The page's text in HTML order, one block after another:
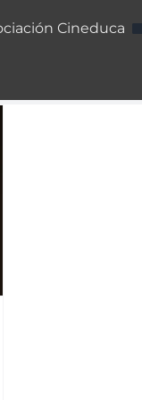
Cineduca